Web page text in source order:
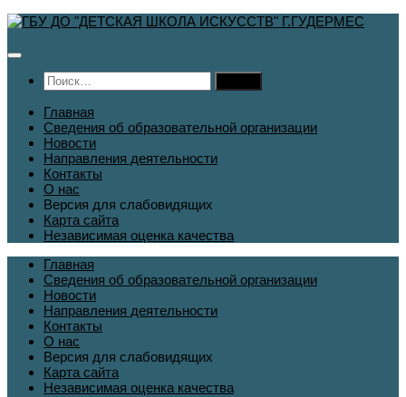
Перейти
содержимому
Найти:
Главная
Сведения об образовательной организации
Новости
Направления деятельности
Контакты
О нас
Версия для слабовидящих
Карта сайта
Независимая оценка качества
Главная
Сведения об образовательной организации
Новости
Направления деятельности
Контакты
О нас
Версия для слабовидящих
Карта сайта
Независимая оценка качества